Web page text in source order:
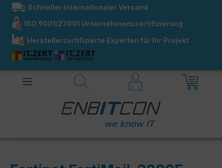
springen
Schneller internationaler Versand
ISO 9001/27001 Unternehmenszertifizierung
Herstellerzertifizierte Experten für Ihr Projekt